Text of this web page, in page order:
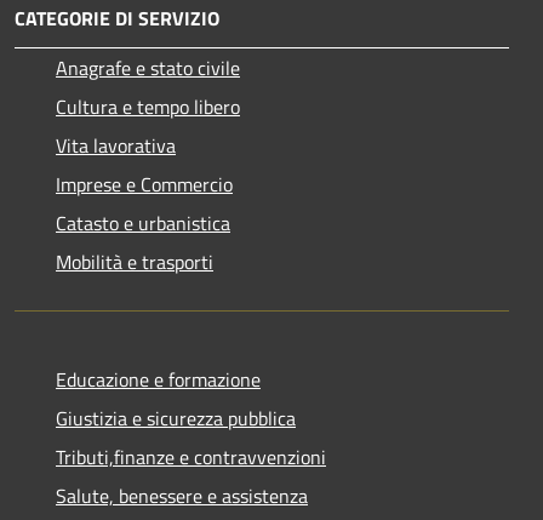
CATEGORIE DI SERVIZIO
Anagrafe e stato civile
Cultura e tempo libero
Vita lavorativa
Imprese e Commercio
Catasto e urbanistica
Mobilità e trasporti
Educazione e formazione
Giustizia e sicurezza pubblica
Tributi,finanze e contravvenzioni
Salute, benessere e assistenza